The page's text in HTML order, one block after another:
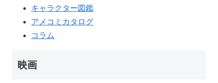
キャラクター図鑑
アメコミカタログ
コラム
映画